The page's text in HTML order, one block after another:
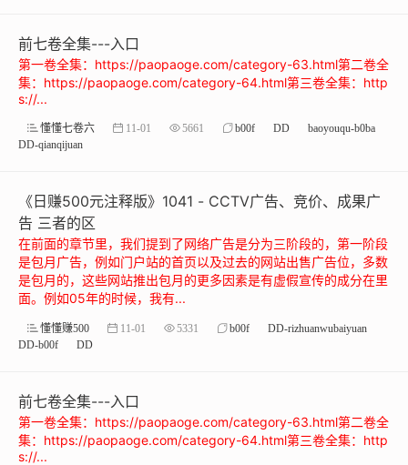
前七卷全集---入口
第一卷全集：https://paopaoge.com/category-63.html第二卷全
集：https://paopaoge.com/category-64.html第三卷全集：http
s://...
懂懂七卷六 11-01 5661 b00f DD
baoyouqu-b0ba
DD-qianqijuan
《日赚500元注释版》1041 - CCTV广告、竞价、成果广
告 三者的区
在前面的章节里，我们提到了网络广告是分为三阶段的，第一阶段
是包月广告，例如门户站的首页以及过去的网站出售广告位，多数
是包月的，这些网站推出包月的更多因素是有虚假宣传的成分在里
面。例如05年的时候，我有...
懂懂赚500 11-01 5331 b00f
DD-rizhuanwubaiyuan
DD-b00f
DD
前七卷全集---入口
第一卷全集：https://paopaoge.com/category-63.html第二卷全
集：https://paopaoge.com/category-64.html第三卷全集：http
s://...